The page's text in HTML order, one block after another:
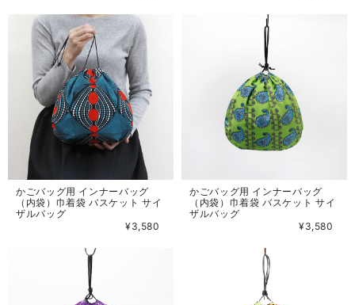
かごバッグ用 インナーバッグ
（内袋）巾着袋 バスケット サイ
ザルバッグ
¥3,580
かごバッグ用 インナーバッグ
（内袋）巾着袋 バスケット サイ
ザルバッグ
¥3,580